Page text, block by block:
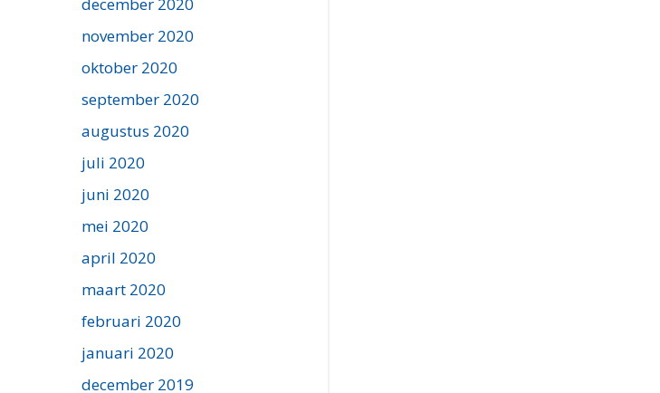
december 2020
november 2020
oktober 2020
september 2020
augustus 2020
juli 2020
juni 2020
mei 2020
april 2020
maart 2020
februari 2020
januari 2020
december 2019